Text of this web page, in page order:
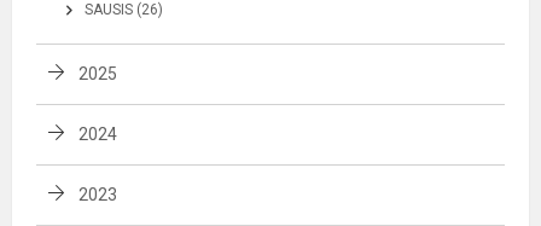
SAUSIS (26)
2025
2024
2023